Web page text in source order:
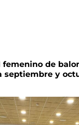
femenino de
septiembre y